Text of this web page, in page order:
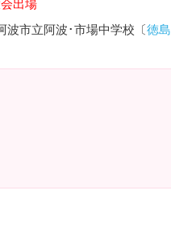
出場
波市立阿波･市場中学校〔徳島